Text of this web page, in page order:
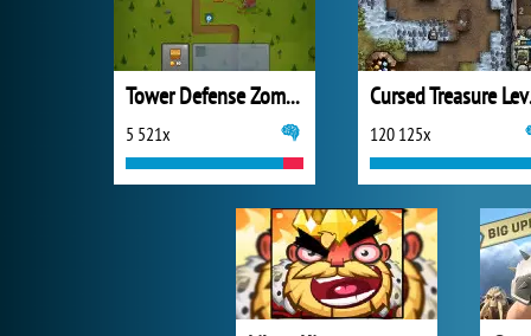
Tower Defense Zombies
5 521x 120 125x